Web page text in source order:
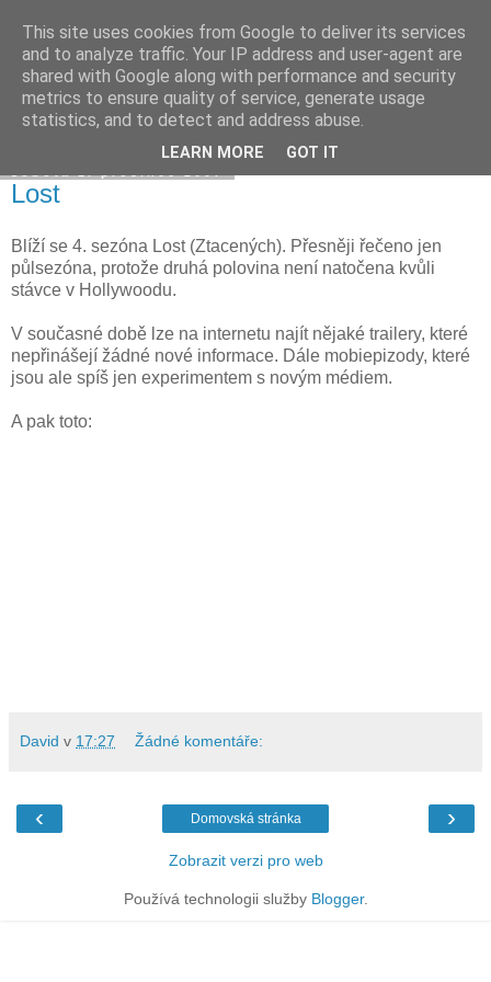
Davidova tisková kancelář
Lost
Blíží se 4. sezóna Lost (Ztacených). Přesněji řečeno jen
půlsezóna, protože druhá polovina není natočena kvůli
stávce v Hollywoodu.
V současné době lze na internetu najít nějaké trailery, které
nepřinášejí žádné nové informace. Dále mobiepizody, které
jsou ale spíš jen experimentem s novým médiem.
A pak toto:
David v 17:27 Žádné komentáře:
‹ ›
Domovská stránka
Zobrazit verzi pro web
Používá technologii služby Blogger.
This site uses cookies from Google to deliver its services
and to analyze traffic. Your IP address and user-agent are
shared with Google along with performance and security
metrics to ensure quality of service, generate usage
statistics, and to detect and address abuse.
LEARN MORE GOT IT